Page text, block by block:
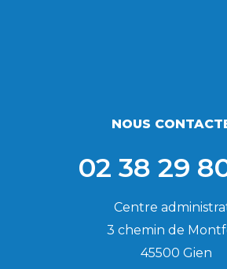
NOUS
02 38 29
Centre
3 chemin de
45500 Gien